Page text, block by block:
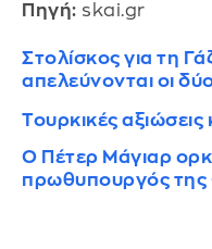
Πηγή: skai.gr
Στολίσκος για τη
απελεύνονται οι
Τουρκικές αξιώσεις
Ο Πέτερ Μάγιαρ
πρωθυπουργός της